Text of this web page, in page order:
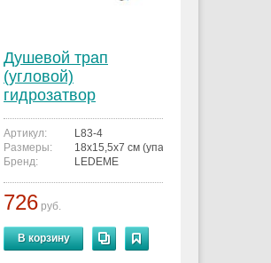
Душевой трап
(угловой)
гидрозатвор
LEDEME L83-4
Артикул:
L83-4
Размеры:
18x15,5x7 см (упаковка)
Бренд:
LEDEME
726 руб.
В корзину